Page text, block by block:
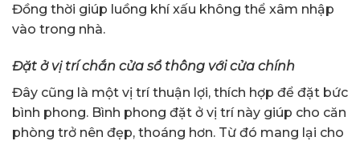
Đồng thời giúp luồng khí xấu không thể xâm nhập
vào trong nhà.
Đặt ở vị trí chắn cửa sổ thông với cửa chính
Đây cũng là một vị trí thuận lợi, thích hợp để đặt bức
bình phong. Bình phong đặt ở vị trí này giúp cho căn
phòng trở nên đẹp, thoáng hơn. Từ đó mang lại cho